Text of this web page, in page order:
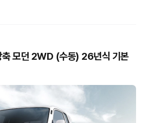
축 모던 2WD (수동) 26년식 기본